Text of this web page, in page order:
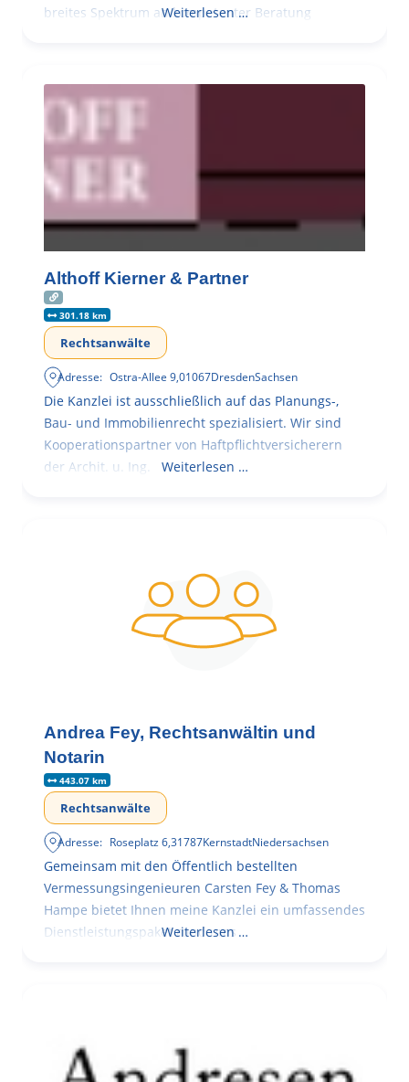
breites Spektrum an kompetenter Beratung
Weiterlesen …
Althoff Kierner & Partner
301.18 km
Rechtsanwälte
Adresse: Ostra-Allee 9,01067DresdenSachsen
Die Kanzlei ist ausschließlich auf das Planungs-,
Bau- und Immobilienrecht spezialisiert. Wir sind
Kooperationspartner von Haftpflichtversicherern
der Archit. u. Ing.
Weiterlesen …
Andrea Fey, Rechtsanwältin und
Notarin
443.07 km
Rechtsanwälte
Adresse: Roseplatz 6,31787KernstadtNiedersachsen
Gemeinsam mit den Öffentlich bestellten
Vermessungsingenieuren Carsten Fey & Thomas
Hampe bietet Ihnen meine Kanzlei ein umfassendes
Dienstleistungspaket rund ums
Weiterlesen …